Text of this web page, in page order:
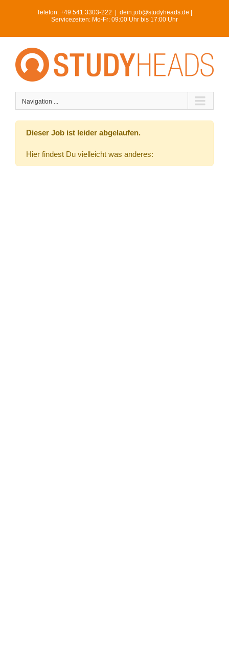
Telefon: +49 541 3303-222
dein.job@studyheads.de |
Servicezeiten: Mo-Fr: 09:00 Uhr bis 17:00 Uhr
Navigation ...
Dieser Job ist leider abgelaufen.
Hier findest Du vielleicht was anderes: